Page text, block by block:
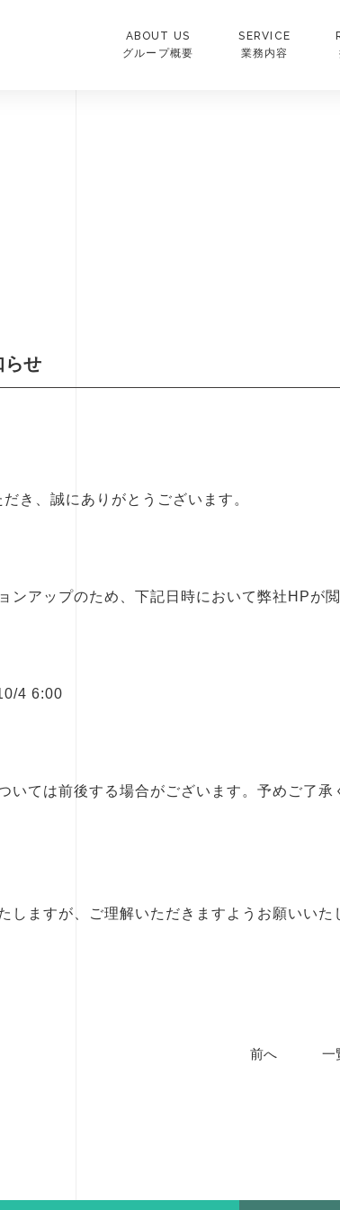
ABOUT US
グループ概要
SERVICE
業務内容
らせ
き、誠にありがとうございます。
ンアップのため、下記日時において弊社HPが
4 6:00
いては前後する場合がございます。予めご了承
しますが、ご理解いただきますようお願いいた
前へ 一